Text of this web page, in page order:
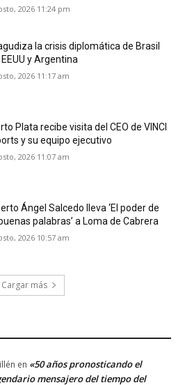
2026 11:24 pm
la crisis diplomática de Brasil
y Argentina
2026 11:17 am
Plata recibe visita del CEO de VINCI
y su equipo ejecutivo
2026 11:07 am
Ángel Salcedo lleva ‘El poder de
palabras’ a Loma de Cabrera
2026 10:57 am
Cargar más
en «50 años pronosticando el
mensajero del tiempo del